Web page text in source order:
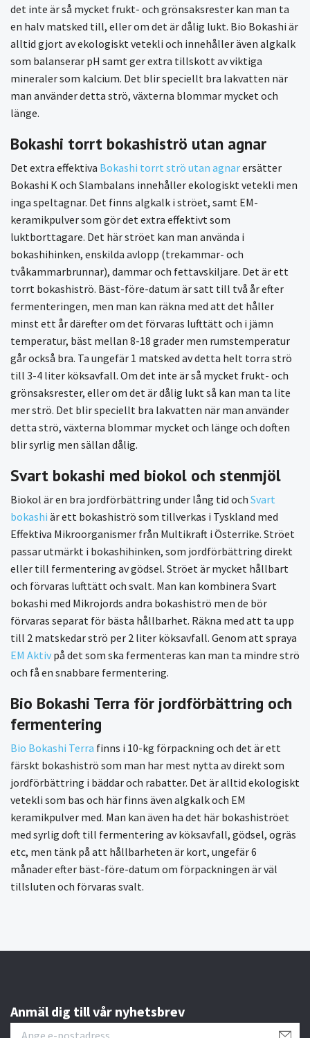
det inte är så mycket frukt- och grönsaksrester kan man ta
en halv matsked till, eller om det är dålig lukt. Bio Bokashi är
alltid gjort av ekologiskt vetekli och innehåller även algkalk
som balanserar pH samt ger extra tillskott av viktiga
mineraler som kalcium. Det blir speciellt bra lakvatten när
man använder detta strö, växterna blommar mycket och
länge.
Bokashi torrt bokashiströ utan agnar
Det extra effektiva Bokashi torrt strö utan agnarersätter
Bokashi K och Slambalans innehåller ekologiskt vetekli men
inga speltagnar. Det finns algkalk i ströet, samt EM-
keramikpulver som gör det extra effektivt som
luktborttagare. Det här ströet kan man använda i
bokashihinken, enskilda avlopp (trekammar- och
tvåkammarbrunnar), dammar och fettavskiljare. Det är ett
torrt bokashiströ. Bäst-före-datum är satt till två år efter
fermenteringen, men man kan räkna med att det håller
minst ett år därefter om det förvaras lufttätt och i jämn
temperatur, bäst mellan 8-18 grader men rumstemperatur
går också bra. Ta ungefär 1 matsked av detta helt torra strö
till 3-4 liter köksavfall. Om det inte är så mycket frukt- och
grönsaksrester, eller om det är dålig lukt så kan man ta lite
mer strö. Det blir speciellt bra lakvatten när man använder
detta strö, växterna blommar mycket och länge och doften
blir syrlig men sällan dålig.
Svart bokashi med biokol och stenmjöl
Biokol är en bra jordförbättring under lång tid och Svart
bokashi är ett bokashiströ som tillverkas i Tyskland med
Effektiva Mikroorganismer från Multikraft i Österrike. Ströet
passar utmärkt i bokashihinken, som jordförbättring direkt
eller till fermentering av gödsel. Ströet är mycket hållbart
och förvaras lufttätt och svalt. Man kan kombinera Svart
bokashi med Mikrojords andra bokashiströ men de bör
förvaras separat för bästa hållbarhet. Räkna med att ta upp
till 2 matskedar strö per 2 liter köksavfall. Genom att spraya
EM Aktiv på det som ska fermenteras kan man ta mindre strö
och få en snabbare fermentering.
Bio Bokashi Terra för jordförbättring och
fermentering
Bio Bokashi Terra finns i 10-kg förpackning och det är ett
färskt bokashiströ som man har mest nytta av direkt som
jordförbättring i bäddar och rabatter. Det är alltid ekologiskt
vetekli som bas och här finns även algkalk och EM
keramikpulver med. Man kan även ha det här bokashiströet
med syrlig doft till fermentering av köksavfall, gödsel, ogräs
etc, men tänk på att hållbarheten är kort, ungefär 6
månader efter bäst-före-datum om förpackningen är väl
tillsluten och förvaras svalt.
Anmäl dig till vår nyhetsbrev